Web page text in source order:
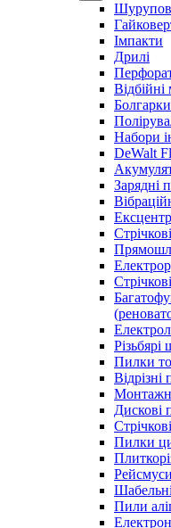
Імпакти
Дрилі
Болгарки
Набори
DeWalt
Зарядні
Пилки
Відрізні
Дискові
Пилки
Рейсмуси
Пили